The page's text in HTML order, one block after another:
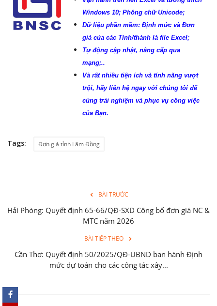
Windows 10; Phông chữ Unicode;
Dữ liệu phần mềm: Định mức và Đơn
giá của các Tỉnh/thành là file Excel;
Tự động cập nhật, nâng cấp qua
mạng;..
Và rất nhiều tiện ích và tính năng vượt
trội, hãy liên hệ ngay với chúng tôi để
cùng trải nghiệm và phục vụ công việc
của Bạn.
Tags: Đơn giá tỉnh Lâm Đồng
BÀI TRƯỚC
Hải Phòng: Quyết định 65-66/QĐ-SXD Công bố đơn giá NC &
MTC năm 2026
BÀI TIẾP THEO
Cần Thơ: Quyết định 50/2025/QĐ-UBND ban hành Định
mức dự toán cho các công tác xây...